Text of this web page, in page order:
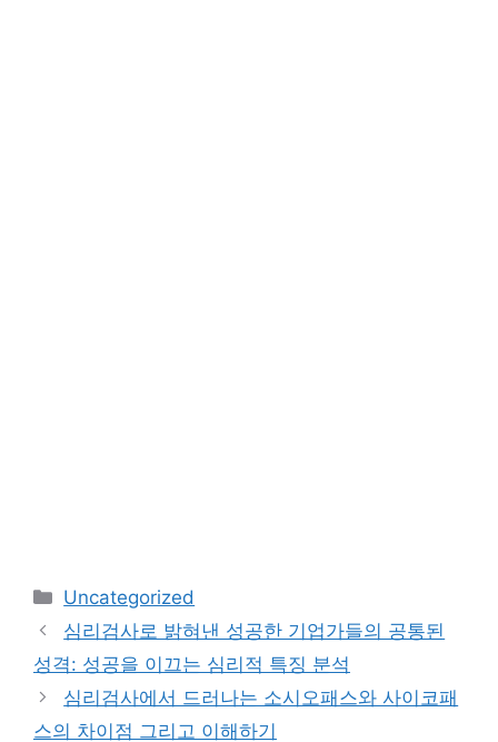
카
테
고
리
Uncategorized
심리검사로 밝혀낸 성공한 기업가들의 공통된
성격: 성공을 이끄는 심리적 특징 분석
심리검사에서 드러나는 소시오패스와 사이코패
스의 차이점 그리고 이해하기